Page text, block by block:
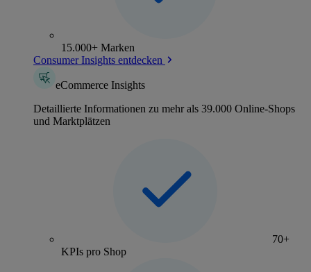
15.000+ Marken
Consumer Insights entdecken
eCommerce Insights
Detaillierte Informationen zu mehr als 39.000 Online-Shops
und Marktplätzen
70+
KPIs pro Shop